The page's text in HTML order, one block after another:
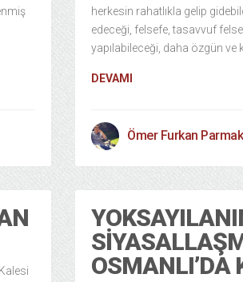
herkesin rahatlıkla gelip
edeceği, felsefe, tasavvuf
yapılabileceği, daha özgün ve
DEVAMI
Ömer Furkan Parmak
OSMANLI’DA